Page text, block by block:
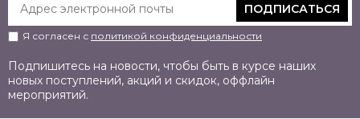
ПОДПИСАТЬСЯ
Я согласен с политикой конфиденциальности
Подпишитесь на новости, чтобы быть в курсе наших
новых поступлений, акций и скидок, оффлайн
мероприятий.